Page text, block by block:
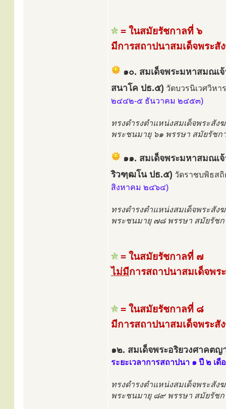
= ในสมัยรัชกาลที่ ๖
มีการสถาปนาสมเด็จพระสั
๑๐. สมเด็จพระมหาสมณเ
สนาโค ปธ.๕) วัดบวรนิเวศวิหา
๒๔๔๒-๕ ธันวาคม ๒๔๕๓)
ทรงดำรงตำแหน่งสมเด็จพระสั
พระชนมายุ ๖๑ พรรษา สมัยรัชก
๑๑. สมเด็จพระมหาสมณเ
ริวฑฺฒโน ปธ.๕) วัดราชบพิธส
สิงหาคม ๒๔๖๔)
ทรงดำรงตำแหน่งสมเด็จพระสั
พระชนมายุ ๗๘ พรรษา สมัยรัช
= ในสมัยรัชกาลที่ ๗
ไม่มีการสถาปนาสมเด็จพร
= ในสมัยรัชกาลที่ ๘
มีการสถาปนาสมเด็จพระสั
๑๒. สมเด็จพระอริยวงศาคต
ระยะเวลาการสถาปนา ๑ ปี ๒ เดื
ทรงดำรงตำแหน่งสมเด็จพระสั
พระชนมายุ ๘๙ พรรษา สมัยรัช